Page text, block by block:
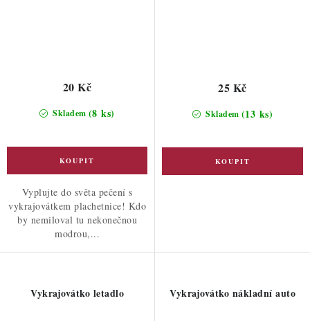
Skladem (8 ks)
20 Kč
Vyplujte do světa pečení s
vykrajovátkem plachetnice! Kdo
by nemiloval tu nekonečnou
modrou,...
Skladem (13 ks)
25 Kč
Vykrajovátko letadlo Vykrajovátko nákladní auto